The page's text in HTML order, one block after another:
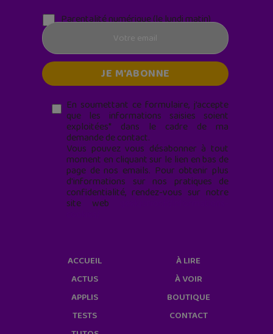
Parentalité numérique (le lundi matin)
En soumettant ce formulaire, j’accepte
que les informations saisies soient
exploitées* dans le cadre de ma
demande de contact.
Vous pouvez vous désabonner à tout
moment en cliquant sur le lien en bas de
page de nos emails. Pour obtenir plus
d'informations sur nos pratiques de
confidentialité, rendez-vous sur notre
site web
ACCUEIL
ACTUS
APPLIS
TESTS
À LIRE
À VOIR
BOUTIQUE
CONTACT